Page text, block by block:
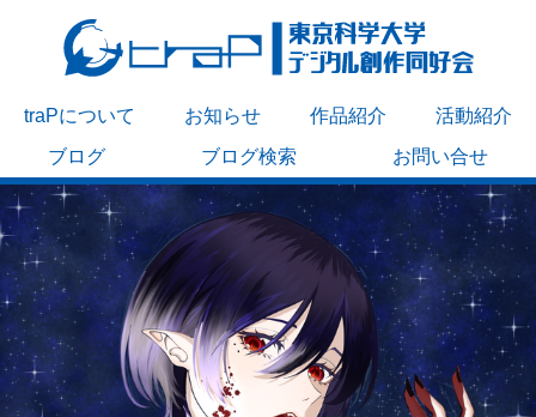
traPについて お知らせ 作品紹介
活動紹介
ブログ
ブログ検索 お問い合せ